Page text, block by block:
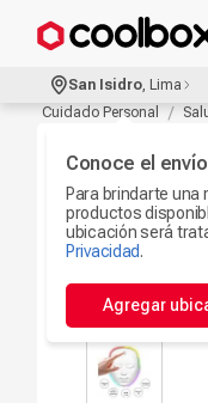
San Isidro, Lima
Conoce el
Para brindarte una
productos
ubicación será
Privacidad.
Agregar
Cuidado Personal